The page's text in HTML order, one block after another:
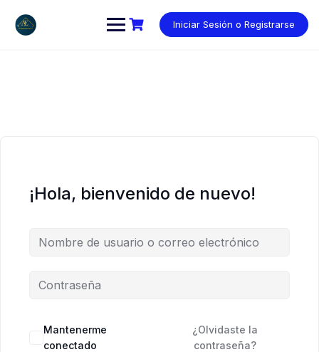
contenido
Iniciar Sesión o Registrarse
¡Hola, bienvenido de nuevo!
Mantenerme
conectado
¿Olvidaste la
contraseña?